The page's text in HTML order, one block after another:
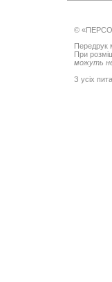
©
Передрук
При
можуть
З усіх